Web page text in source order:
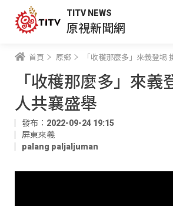
TITV NEWS
原視新聞網
首頁 原鄉 「收穫那麼多」來義登場
「收穫那麼多」來義
人共襄盛舉
發布：2022-09-24 19:15
屏東來義
palang paljaljuman